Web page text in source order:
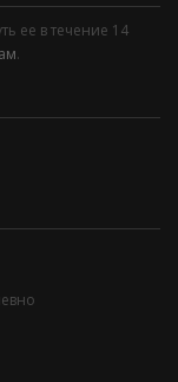
ее в течение 14
.